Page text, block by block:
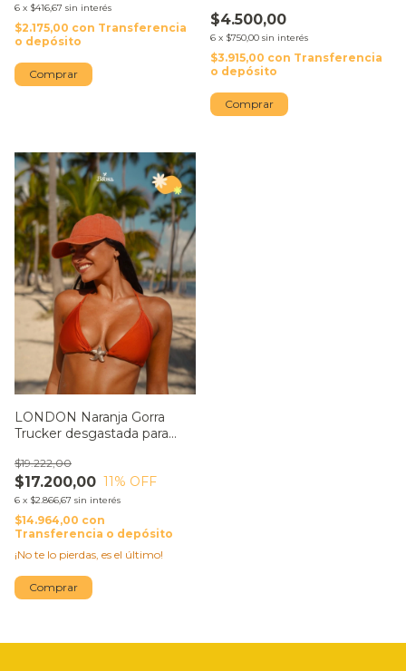
6 x $416,67 sin interés
$2.175,00 con Transferencia
o depósito
$4.500,00
6 x $750,00 sin interés
$3.915,00 con Transferencia
o depósito
LONDON Naranja Gorra
Trucker desgastada para
$17.200,00
$19.222,00
11% OFF
6 x $2.866,67 sin interés
$14.964,00 con
Transferencia o depósito
¡No te lo pierdas, es el último!